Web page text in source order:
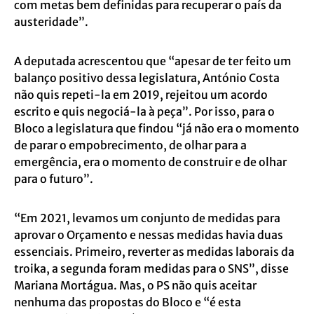
com metas bem definidas para recuperar o país da
austeridade”.
A deputada acrescentou que “apesar de ter feito um
balanço positivo dessa legislatura, António Costa
não quis repeti-la em 2019, rejeitou um acordo
escrito e quis negociá-la à peça”. Por isso, para o
Bloco a legislatura que findou “já não era o momento
de parar o empobrecimento, de olhar para a
emergência, era o momento de construir e de olhar
para o futuro”.
“Em 2021, levamos um conjunto de medidas para
aprovar o Orçamento e nessas medidas havia duas
essenciais. Primeiro, reverter as medidas laborais da
troika, a segunda foram medidas para o SNS”, disse
Mariana Mortágua. Mas, o PS não quis aceitar
nenhuma das propostas do Bloco e “é esta